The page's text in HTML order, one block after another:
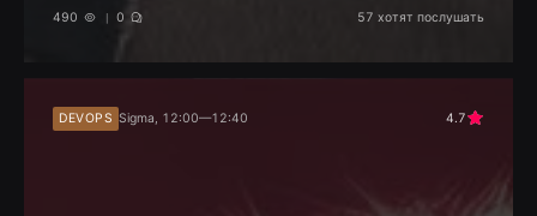
490 0 57 хотят послушать
DEVOPS Sigma, 12:00—12:40 4.7